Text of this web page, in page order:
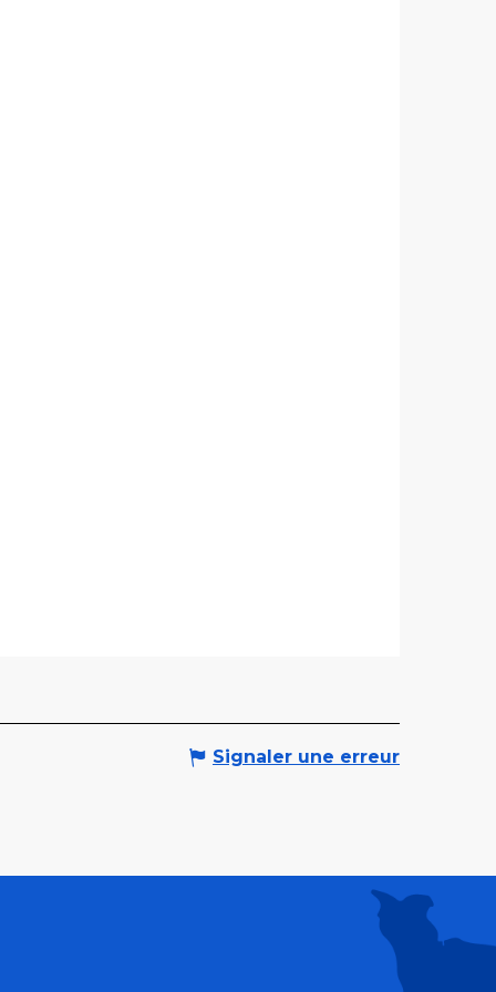
Signaler une erreur